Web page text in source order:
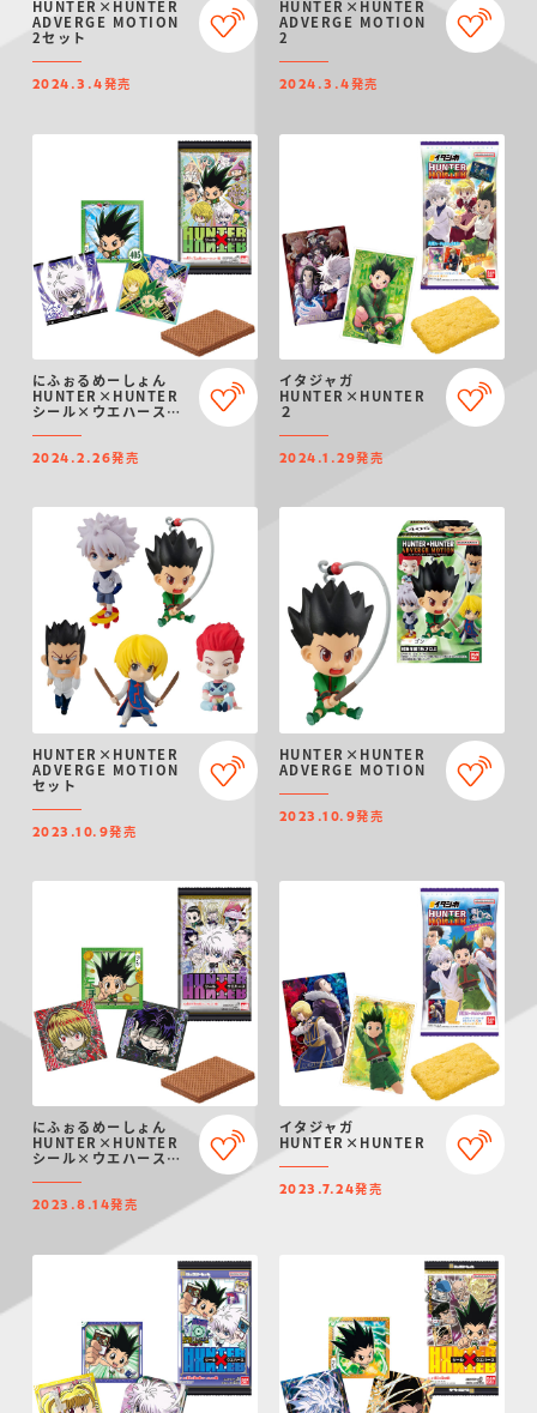
HUNTER×HUNTER
ADVERGE MOTION
2セット
2024.3.4発売
HUNTER×HUNTER
ADVERGE MOTION
2
2024.3.4発売
にふぉるめーしょん
HUNTER×HUNTER
シール×ウエハース
2024.2.26発売
イタジャガ
HUNTER×HUNTER
２
2024.1.29発売
HUNTER×HUNTER
ADVERGE MOTION
セット
2023.10.9発売
HUNTER×HUNTER
ADVERGE MOTION
2023.10.9発売
にふぉるめーしょん
HUNTER×HUNTER
シール×ウエハース
2023.8.14発売
イタジャガ
HUNTER×HUNTER
2023.7.24発売